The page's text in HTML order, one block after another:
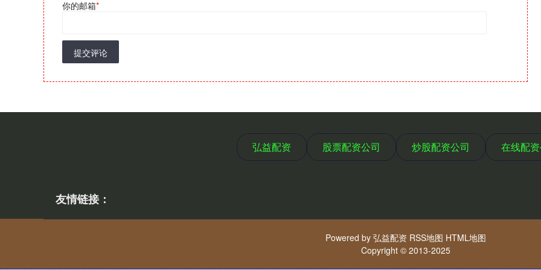
你的邮箱*
提交评论
弘益配资 股票配资公司 炒股配资公司 在线配
友情链接：
Powered by 弘益配资 RSS地图 HTML地图
Copyright © 2013-2025